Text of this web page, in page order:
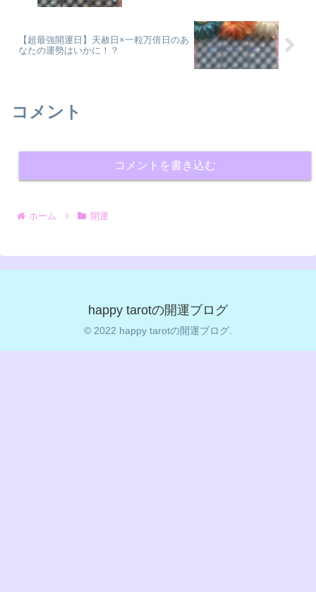
【超最強開運日】天赦日×一粒万倍日のあ
なたの運勢はいかに！？
コメント
コメントを書き込む
ホーム 開運
happy tarotの開運ブログ
© 2022 happy tarotの開運ブログ.